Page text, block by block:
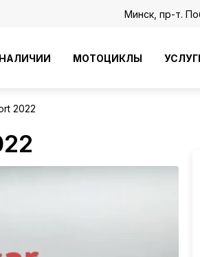
Минск, пр-т.
МОТОЦИКЛЫ
2022